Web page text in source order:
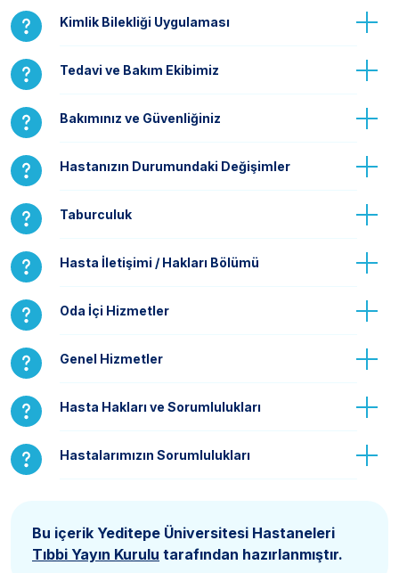
Kimlik Bilekliği Uygulaması
Tedavi ve Bakım Ekibimiz
Bakımınız ve Güvenliğiniz
Hastanızın Durumundaki Değişimler
Taburculuk
Hasta İletişimi / Hakları Bölümü
Oda İçi Hizmetler
Genel Hizmetler
Hasta Hakları ve Sorumlulukları
Hastalarımızın Sorumlulukları
Bu içerik Yeditepe Üniversitesi Hastaneleri
Tıbbi Yayın Kurulu tarafından hazırlanmıştır.